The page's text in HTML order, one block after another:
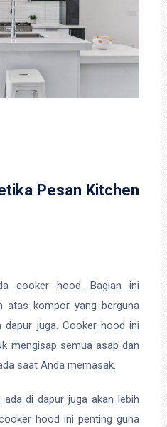
Pesan Kitchen
cooker hood. Bagian ini
atas kompor yang berguna
dapur juga. Cooker hood ini
mengisap semua asap dan
saat Anda memasak.
di dapur juga akan lebih
hood ini penting guna